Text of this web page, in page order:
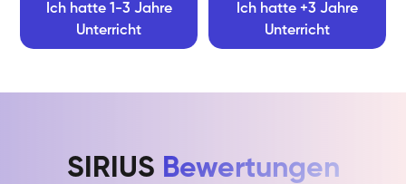
Ich hatte 1-3 Jahre
Unterricht
Ich hatte +3 Jahre
Unterricht
SIRIUS Bewertungen